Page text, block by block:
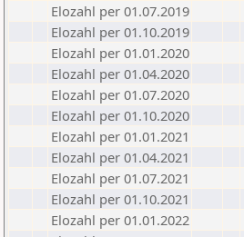
Elozahl per 01.07.2019
Elozahl per 01.10.2019
Elozahl per 01.01.2020
Elozahl per 01.04.2020
Elozahl per 01.07.2020
Elozahl per 01.10.2020
Elozahl per 01.01.2021
Elozahl per 01.04.2021
Elozahl per 01.07.2021
Elozahl per 01.10.2021
Elozahl per 01.01.2022